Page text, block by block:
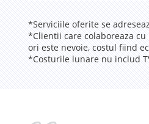
*Serviciile oferite se
*Clientii care colaboreaza
ori este nevoie, costul fiind
*Costurile lunare nu includ